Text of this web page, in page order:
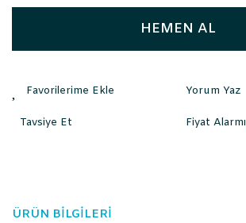
HEMEN AL
Yorum Yaz
Tavsiye Et Fiyat Alarmı
ÜRÜN BİLGİLERİ